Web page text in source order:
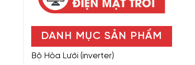
DANH MỤC SẢN PHẨM
Bộ Hòa Lưới (inverter)